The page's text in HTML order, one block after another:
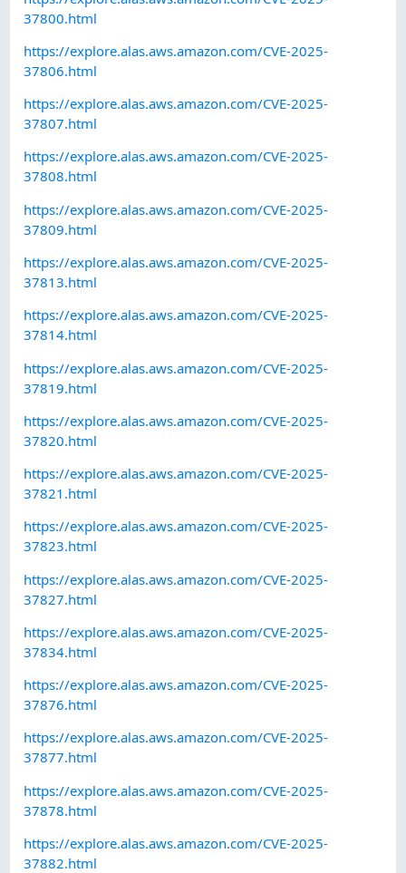
37800.html
https://explore.alas.aws.amazon.com/CVE-2025-
37806.html
https://explore.alas.aws.amazon.com/CVE-2025-
37807.html
https://explore.alas.aws.amazon.com/CVE-2025-
37808.html
https://explore.alas.aws.amazon.com/CVE-2025-
37809.html
https://explore.alas.aws.amazon.com/CVE-2025-
37813.html
https://explore.alas.aws.amazon.com/CVE-2025-
37814.html
https://explore.alas.aws.amazon.com/CVE-2025-
37819.html
https://explore.alas.aws.amazon.com/CVE-2025-
37820.html
https://explore.alas.aws.amazon.com/CVE-2025-
37821.html
https://explore.alas.aws.amazon.com/CVE-2025-
37823.html
https://explore.alas.aws.amazon.com/CVE-2025-
37827.html
https://explore.alas.aws.amazon.com/CVE-2025-
37834.html
https://explore.alas.aws.amazon.com/CVE-2025-
37876.html
https://explore.alas.aws.amazon.com/CVE-2025-
37877.html
https://explore.alas.aws.amazon.com/CVE-2025-
37878.html
https://explore.alas.aws.amazon.com/CVE-2025-
37882.html